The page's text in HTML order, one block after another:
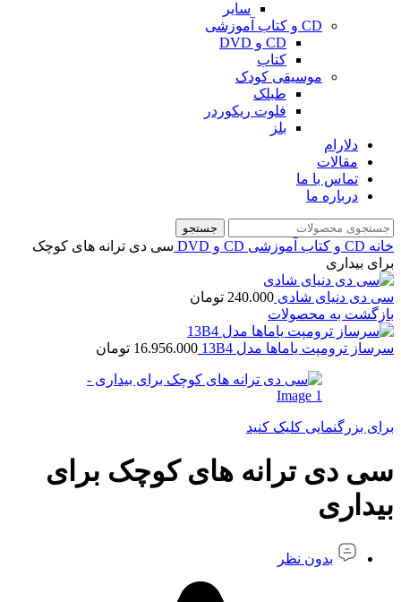
سایر
CD و کتاب آموزشی
CD و DVD
کتاب
موسیقی کودک
طبلک
فلوت ریکوردر
بلز
دلارام
مقالات
تماس با ما
درباره ما
جستجو
خانه CD و کتاب آموزشی CD و DVD
سی دی ترانه های کوچک
برای بیداری
سی دی دنیای شادی 240.000 تومان
بازگشت به محصولات
سرساز ترومپت یاماها مدل 13B4 16.956.000 تومان
برای بزرگنمایی کلیک کنید
سی دی ترانه های کوچک برای
بیداری
بدون نظر